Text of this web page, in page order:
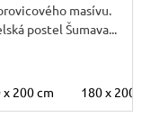
masívu.
postel Šumava...
x 200 cm 180 x 200